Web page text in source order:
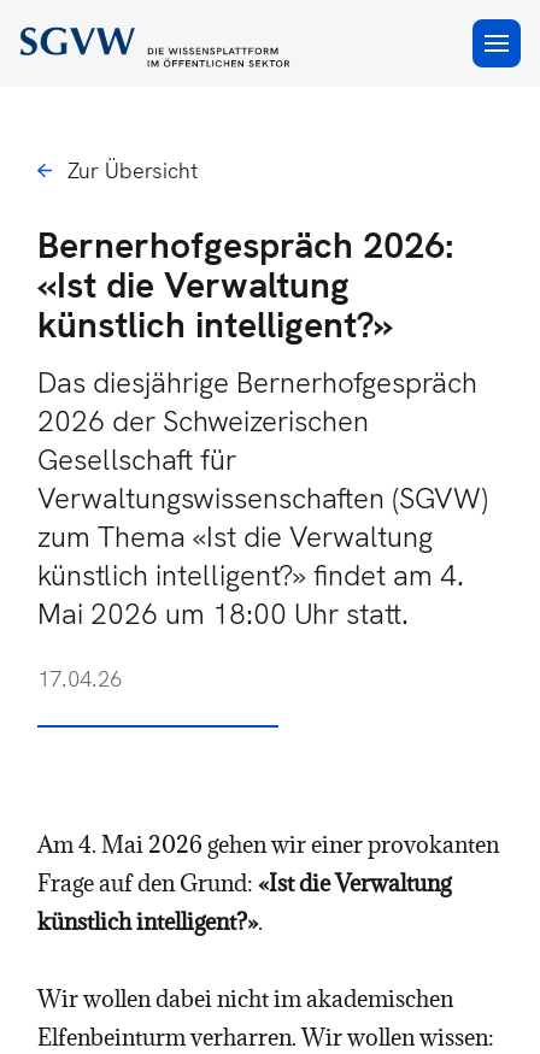
×
Zur Übersicht
Bernerhofgespräch 2026:
«Ist die Verwaltung
künstlich intelligent?»
Das diesjährige Bernerhofgespräch
2026 der Schweizerischen
Gesellschaft für
Verwaltungswissenschaften (SGVW)
zum Thema «Ist die Verwaltung
künstlich intelligent?» findet am 4.
Mai 2026 um 18:00 Uhr statt.
17.04.26
Am 4. Mai 2026 gehen wir einer provokanten
Frage auf den Grund: «Ist die Verwaltung
künstlich intelligent?».
Wir wollen dabei nicht im akademischen
Elfenbeinturm verharren. Wir wollen wissen: